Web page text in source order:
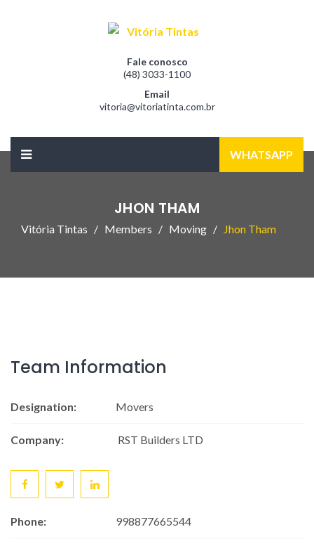
Fale conosco
(48) 3033-1100
Email
vitoria@vitoriatinta.com.br
WHATSAPP
JHON THAM
Vitória Tintas Members Moving Jhon Tham
Team Information
Designation: Movers
Company: RST Builders LTD
Phone: 998877665544